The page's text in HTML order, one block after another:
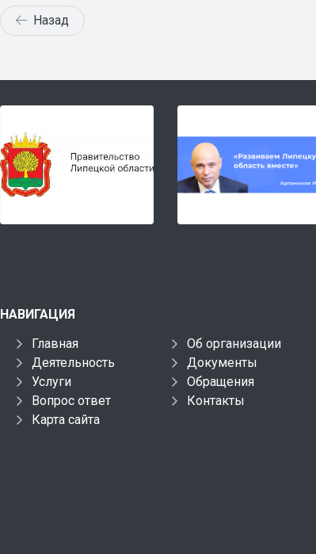
Назад
НАВИГАЦИЯ
Главная
Об организации
Деятельность
Документы
Услуги
Обращения
Вопрос ответ
Контакты
Карта сайта